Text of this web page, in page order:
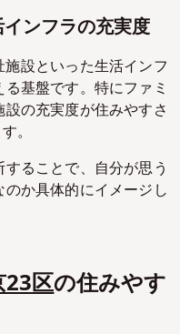
ンフラの充実度
設 といった生活インフ
基盤です。特にファミ
の充実度が住みやすさ
。
ることで、自分が思う
のか具体的にイメージし
23区の住みやす